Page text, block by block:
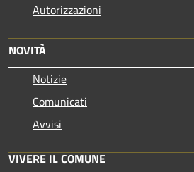
Autorizzazioni
NOVITÀ
Notizie
Comunicati
Avvisi
VIVERE IL COMUNE